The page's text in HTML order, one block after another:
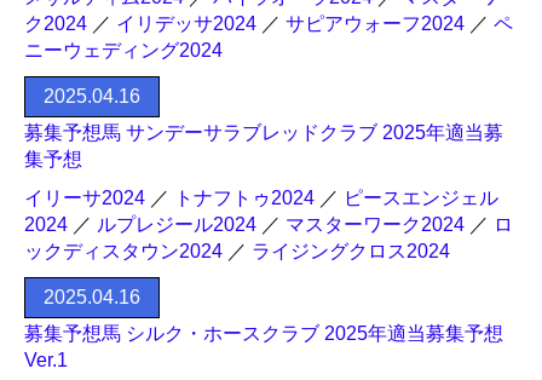
ク2024 ／ イリデッサ2024 ／ サピアウォーフ2024 ／ ペ
ニーウェディング2024
2025.04.16
募集予想馬 サンデーサラブレッドクラブ 2025年適当募
集予想
イリーサ2024 ／ トナフトゥ2024 ／ ピースエンジェル
2024 ／ ルプレジール2024 ／ マスターワーク2024 ／ ロ
ックディスタウン2024 ／ ライジングクロス2024
2025.04.16
募集予想馬 シルク・ホースクラブ 2025年適当募集予想
Ver.1